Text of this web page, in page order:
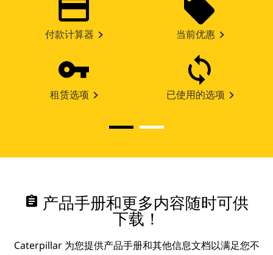
付款计算器 当前优惠
租赁选项 已使用的选项
assignment 产品手册和更多内容随时可供
下载！
Caterpillar 为您提供产品手册和其他信息文档以满足您不